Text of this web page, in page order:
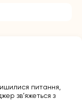
питання,
зв’яжеться з